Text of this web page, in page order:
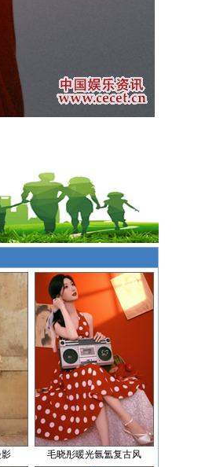
毛晓彤暖光氤氲复古风